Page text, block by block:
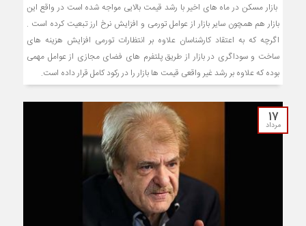
بازار مسکن در ماه های اخیر با رشد قیمت بالایی مواجه شده است در واقع این
بازار هم همچون سایر بازار از عوامل تورمی و افزایش نرخ ارز تبعیت کرده است .
اگرچه که به اعتقاد کارشناسان علاوه بر انتظارات تورمی افزایش هزینه های
ساخت و سوداگری در بازار از طریق پلتفرم های فضای مجازی از عوامل مهمی
بوده که علاوه بر رشد غیر واقعی قیمت ها بازار را در رکود کامل قرار داده است.
۱۷
مرداد